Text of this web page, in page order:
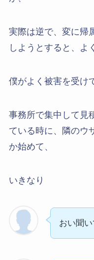
実際は逆で、変に帰
しようとすると、よ
僕がよく被害を受け
事務所で集中して見
ている時に、隣のウ
か始めて、
いきなり
おい聞い